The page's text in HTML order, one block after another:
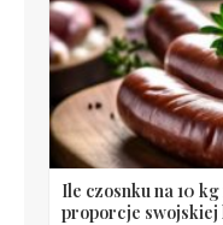
Ile czosnku na 10
proporcje swojskiej